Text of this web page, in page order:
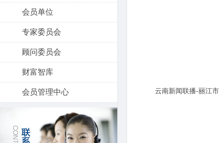
会员单位
专家委员会
顾问委员会
财富智库
会员管理中心 云南新闻联播-丽江